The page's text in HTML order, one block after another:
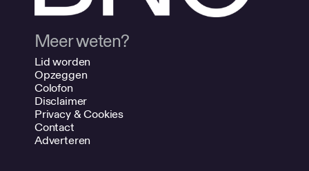
Meer weten?
Lid worden
Opzeggen
Colofon
Disclaimer
Privacy & Cookies
Contact
Adverteren